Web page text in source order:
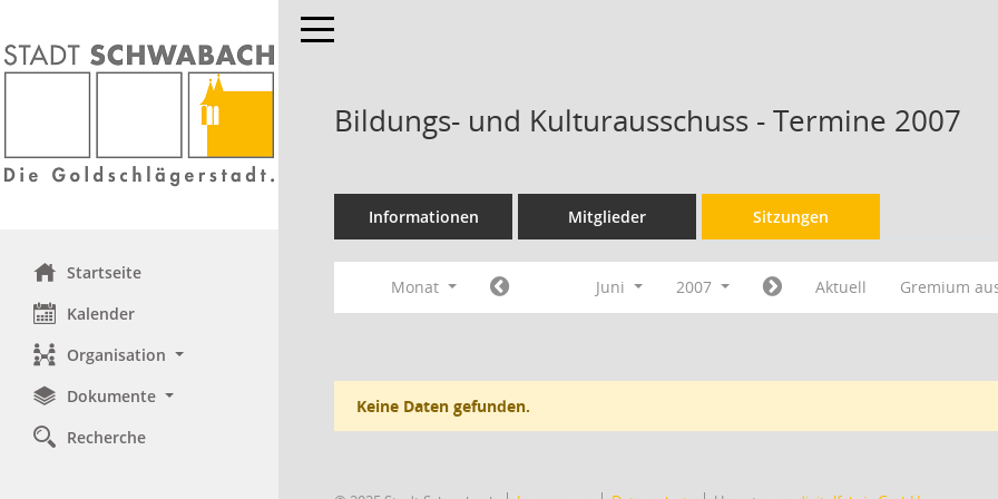
Startseite
Kalender
Organisation
Dokumente
Recherche
Toggle navigation
Bildungs- und Kulturausschuss - Termine 2007
Informationen Mitglieder Sitzungen
Monat Juni 2007 Aktuell Gremium
Keine Daten gefunden.